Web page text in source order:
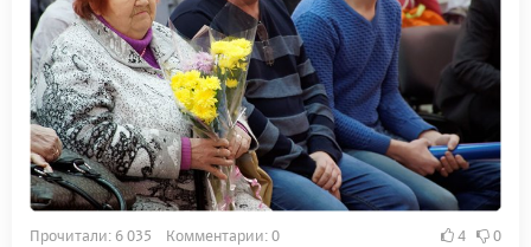
Прочитали: 6 035 Комментарии: 0 4 0